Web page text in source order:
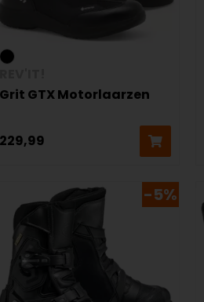
Grit GTX Motorlaarzen
229,99
-5%